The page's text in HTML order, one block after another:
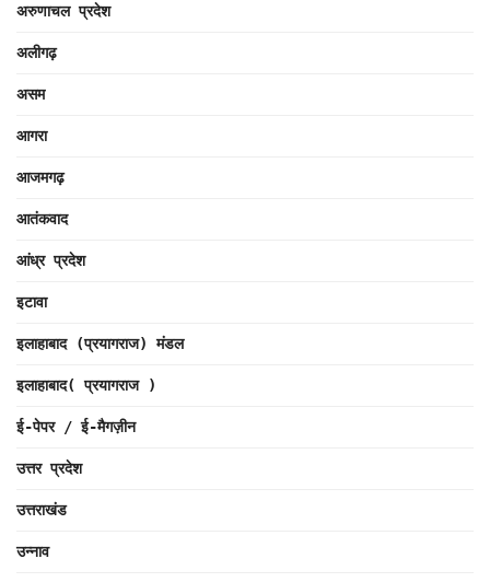
अरुणाचल प्रदेश
अलीगढ़
असम
आगरा
आजमगढ़
आतंकवाद
आंध्र प्रदेश
इटावा
इलाहाबाद (प्रयागराज) मंडल
इलाहाबाद( प्रयागराज )
ई-पेपर / ई-मैगज़ीन
उत्तर प्रदेश
उत्तराखंड
उन्नाव